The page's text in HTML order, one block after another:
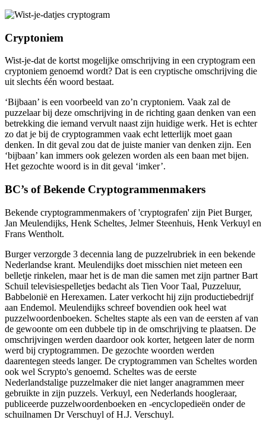
Cryptoniem
Wist-je-dat de kortst mogelijke omschrijving in een cryptogram een
cryptoniem genoemd wordt? Dat is een cryptische omschrijving die
uit slechts één woord bestaat.
‘Bijbaan’ is een voorbeeld van zo’n cryptoniem. Vaak zal de
puzzelaar bij deze omschrijving in de richting gaan denken van een
betrekking die iemand vervult naast zijn huidige werk. Het is echter
zo dat je bij de cryptogrammen vaak echt letterlijk moet gaan
denken. In dit geval zou dat de juiste manier van denken zijn. Een
‘bijbaan’ kan immers ook gelezen worden als een baan met bijen.
Het gezochte woord is in dit geval ‘imker’.
BC’s of Bekende Cryptogrammenmakers
Bekende cryptogrammenmakers of 'cryptografen' zijn Piet Burger,
Jan Meulendijks, Henk Scheltes, Jelmer Steenhuis, Henk Verkuyl en
Frans Wentholt.
Burger verzorgde 3 decennia lang de puzzelrubriek in een bekende
Nederlandse krant. Meulendijks doet misschien niet meteen een
belletje rinkelen, maar het is de man die samen met zijn partner Bart
Schuil televisiespelletjes bedacht als Tien Voor Taal, Puzzeluur,
Babbelonië en Herexamen. Later verkocht hij zijn productiebedrijf
aan Endemol. Meulendijks schreef bovendien ook heel wat
puzzelwoordenboeken. Scheltes stapte als een van de eersten af van
de gewoonte om een dubbele tip in de omschrijving te plaatsen. De
omschrijvingen werden daardoor ook korter, hetgeen later de norm
werd bij cryptogrammen. De gezochte woorden werden
daarentegen steeds langer. De cryptogrammen van Scheltes worden
ook wel Scrypto's genoemd. Scheltes was de eerste
Nederlandstalige puzzelmaker die niet langer anagrammen meer
gebruikte in zijn puzzels. Verkuyl, een Nederlands hoogleraar,
publiceerde puzzelwoordenboeken en -encyclopedieën onder de
schuilnamen Dr Verschuyl of H.J. Verschuyl.